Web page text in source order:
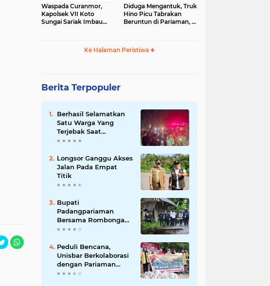
Waspada Curanmor,
Kapolsek VII Koto
Sungai Sariak Imbau
Diduga Mengantuk, Truk
Hino Picu Tabrakan
Beruntun di Pariaman, 5
Ke Halaman Peristiwa
Berita Terpopuler
Berhasil Selamatkan
Satu Warga Yang
Terjebak Saat
Kebakaran
Longsor Ganggu Akses
Jalan Pada Empat
Titik
Bupati
Padangpariaman
Bersama Rombongan
Jemput Aspirasi
Peduli Bencana,
Unisbar Berkolaborasi
dengan Pariaman
Women Power